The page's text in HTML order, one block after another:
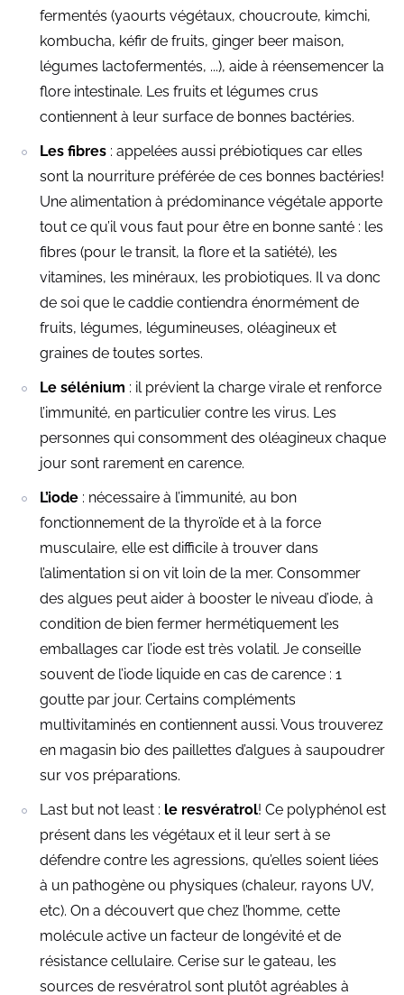
fermentés (yaourts végétaux, choucroute, kimchi,
kombucha, kéfir de fruits, ginger beer maison,
légumes lactofermentés, ...), aide à réensemencer la
flore intestinale. Les fruits et légumes crus
contiennent à leur surface de bonnes bactéries.
Les fibres : appelées aussi prébiotiques car elles
sont la nourriture préférée de ces bonnes bactéries!
Une alimentation à prédominance végétale apporte
tout ce qu’il vous faut pour être en bonne santé : les
fibres (pour le transit, la flore et la satiété), les
vitamines, les minéraux, les probiotiques. Il va donc
de soi que le caddie contiendra énormément de
fruits, légumes, légumineuses, oléagineux et
graines de toutes sortes.
Le sélénium : il prévient la charge virale et renforce
l’immunité, en particulier contre les virus. Les
personnes qui consomment des oléagineux chaque
jour sont rarement en carence.
L’iode : nécessaire à l’immunité, au bon
fonctionnement de la thyroïde et à la force
musculaire, elle est difficile à trouver dans
l’alimentation si on vit loin de la mer. Consommer
des algues peut aider à booster le niveau d’iode, à
condition de bien fermer hermétiquement les
emballages car l’iode est très volatil. Je conseille
souvent de l’iode liquide en cas de carence : 1
goutte par jour. Certains compléments
multivitaminés en contiennent aussi. Vous trouverez
en magasin bio des paillettes d’algues à saupoudrer
sur vos préparations.
Last but not least : le resvératrol! Ce polyphénol est
présent dans les végétaux et il leur sert à se
défendre contre les agressions, qu’elles soient liées
à un pathogène ou physiques (chaleur, rayons UV,
etc). On a découvert que chez l’homme, cette
molécule active un facteur de longévité et de
résistance cellulaire. Cerise sur le gateau, les
sources de resvératrol sont plutôt agréables à